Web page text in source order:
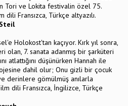
Tori ve Lokita festivalin özel 75.
dili Fransızca, Türkçe altyazılı.
Holokost'tan kaçıyor. Kırk yıl sonra,
7. sanata adanmış bir şarküteri
atlattığını düşünürken Hannah ile
dahil olur; Onu gizli bir çocuk
derinlere gömülmüş anılarla
dili Fransızca, İngilizce, Türkçe